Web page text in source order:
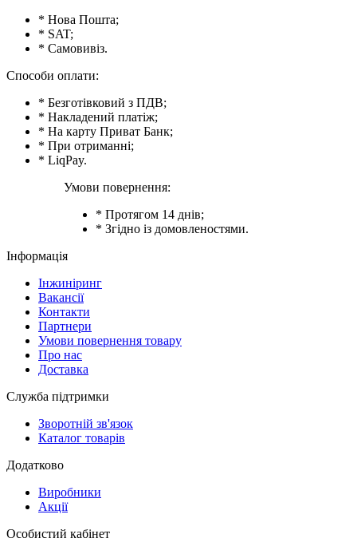
* Нова Пошта;
* SAT;
* Самовивіз.
Способи оплати:
* Безготівковий з ПДВ;
* Накладений платіж;
* На карту Приват Банк;
* При отриманні;
* LiqPay.
Умови повернення:
* Протягом 14 днів;
* Згідно із домовленостями.
Інформація
Інжиніринг
Вакансії
Контакти
Партнери
Умови повернення товару
Про нас
Доставка
Служба підтримки
Зворотній зв'язок
Каталог товарів
Додатково
Виробники
Акції
Особистий кабінет